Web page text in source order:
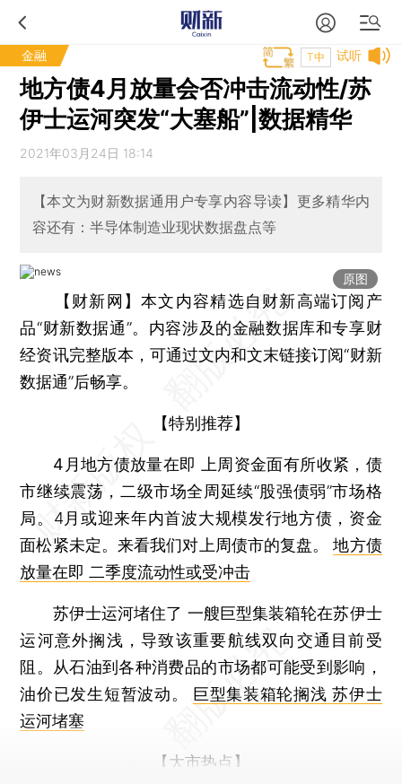
金融 试听
T中
地方债4月放量会否冲击流动性/苏
伊士运河突发“大塞船”|数据精华
2021年03月24日 18:14
【本文为财新数据通用户专享内容导读】更多精华内
容还有：半导体制造业现状数据盘点等
原图
【财新网】本文内容精选自财新高端订阅产
品“财新数据通”。内容涉及的金融数据库和专享财
经资讯完整版本，可通过文内和文末链接订阅“财新
数据通”后畅享。
【特别推荐】
4月地方债放量在即
上周资金面有所收紧，债
市继续震荡，二级市场全周延续“股强债弱”市场格
局。4月或迎来年内首波大规模发行地方债，资金
面松紧未定。来看我们对上周债市的复盘。地方债
放量在即 二季度流动性或受冲击
苏伊士运河堵住了 一艘巨型集装箱轮在苏伊士
运河意外搁浅，导致该重要航线双向交通目前受
阻。从石油到各种消费品的市场都可能受到影响，
油价已发生短暂波动。 巨型集装箱轮搁浅 苏伊士
运河堵塞
【大市热点】